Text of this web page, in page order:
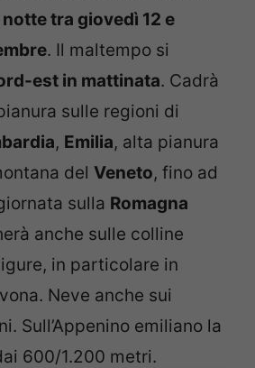
notte tra giovedì 12 e
. Il maltempo si
est in mattinata. Cadrà
sulle regioni di
, Emilia, alta pianura
del Veneto, fino ad
sulla Romagna
anche sulle colline
in particolare in
Neve anche sui
Sull’Appenino emiliano la
600/1.200 metri.